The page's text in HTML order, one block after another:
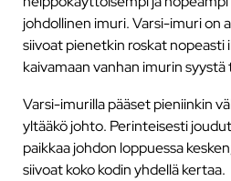
johdollinen imuri. Varsi-imuri on
siivoat pienetkin roskat
kaivamaan vanhan imurin
Varsi-imurilla pääset pieniinkin
yltääkö johto. Perinteisesti
paikkaa johdon loppuessa
siivoat koko kodin yhdellä kertaa.